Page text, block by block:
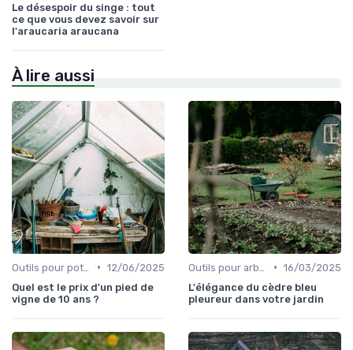
Le désespoir du singe : tout
ce que vous devez savoir sur
l'araucaria araucana
À lire aussi
• 12/06/2025
Quel est le prix d'un pied de
vigne de 10 ans ?
• 16/03/2025
L'élégance du cèdre bleu
pleureur dans votre jardin